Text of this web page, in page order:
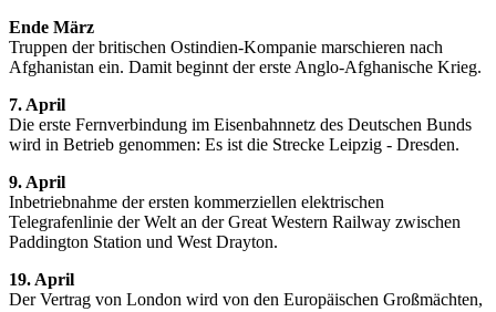
Ende März
Truppen der britischen Ostindien-Kompanie marschieren nach
Afghanistan ein. Damit beginnt der erste Anglo-Afghanische Krieg.
7. April
Die erste Fernverbindung im Eisenbahnnetz des Deutschen Bunds
wird in Betrieb genommen: Es ist die Strecke Leipzig - Dresden.
9. April
Inbetriebnahme der ersten kommerziellen elektrischen
Telegrafenlinie der Welt an der Great Western Railway zwischen
Paddington Station und West Drayton.
19. April
Der Vertrag von London wird von den Europäischen Großmächten,